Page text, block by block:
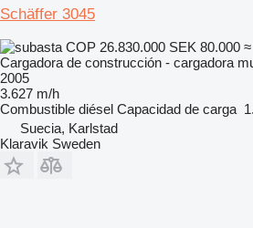
Schäffer 3045
COP 26.830.000 SEK 80.000
Cargadora de construcción - cargadora
2005
3.627 m/h
Combustible diésel Capacidad de carga
Suecia, Karlstad
Klaravik Sweden